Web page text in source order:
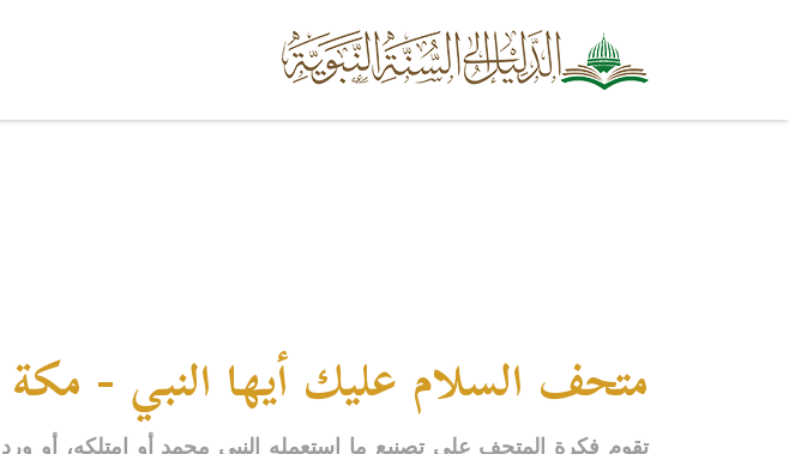
متحف السلام عليك أيها النبي - مكة
تقوم فكرة المتحف على تصنيع ما استعمله النبي محمد أو امتلكه، أو ورد